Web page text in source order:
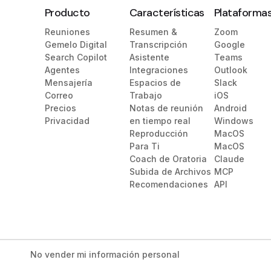
Producto
Reuniones
Gemelo Digital
Search Copilot
Agentes
Mensajería
Correo
Precios
Privacidad
Características
Resumen &
Transcripción
Asistente
Integraciones
Espacios de
Trabajo
Notas de reunión
en tiempo real
Reproducción
Para Ti
Coach de Oratoria
Subida de Archivos
Recomendaciones
Zoom
Google
Teams
Outlook
Slack
iOS
Android
Windows
MacOS
MacOS
Claude
MCP
API
No vender mi información personal